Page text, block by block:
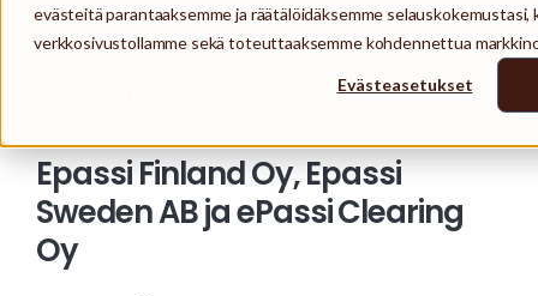
evästeitä parantaaksemme ja räätälöidäksemme
verkkosivustollamme sekä toteuttaaksemme kohdennettua
Evästeasetukset
Epassi Finland Oy, Epassi
Sweden AB ja ePassi Clearing
Oy